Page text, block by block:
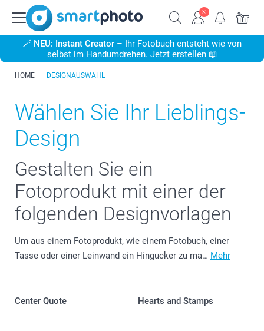
🪄 NEU: Instant Creator – Ihr Fotobuch entsteht wie von
selbst im Handumdrehen. Jetzt erstellen 📖
HOME DESIGNAUSWAHL
Wählen Sie Ihr Lieblings-
Design
Gestalten Sie ein
Fotoprodukt mit einer der
folgenden Designvorlagen
Um aus einem Fotoprodukt, wie einem Fotobuch, einer
Tasse oder einer Leinwand ein Hingucker zu ma… Mehr
Center Quote Hearts and Stamps